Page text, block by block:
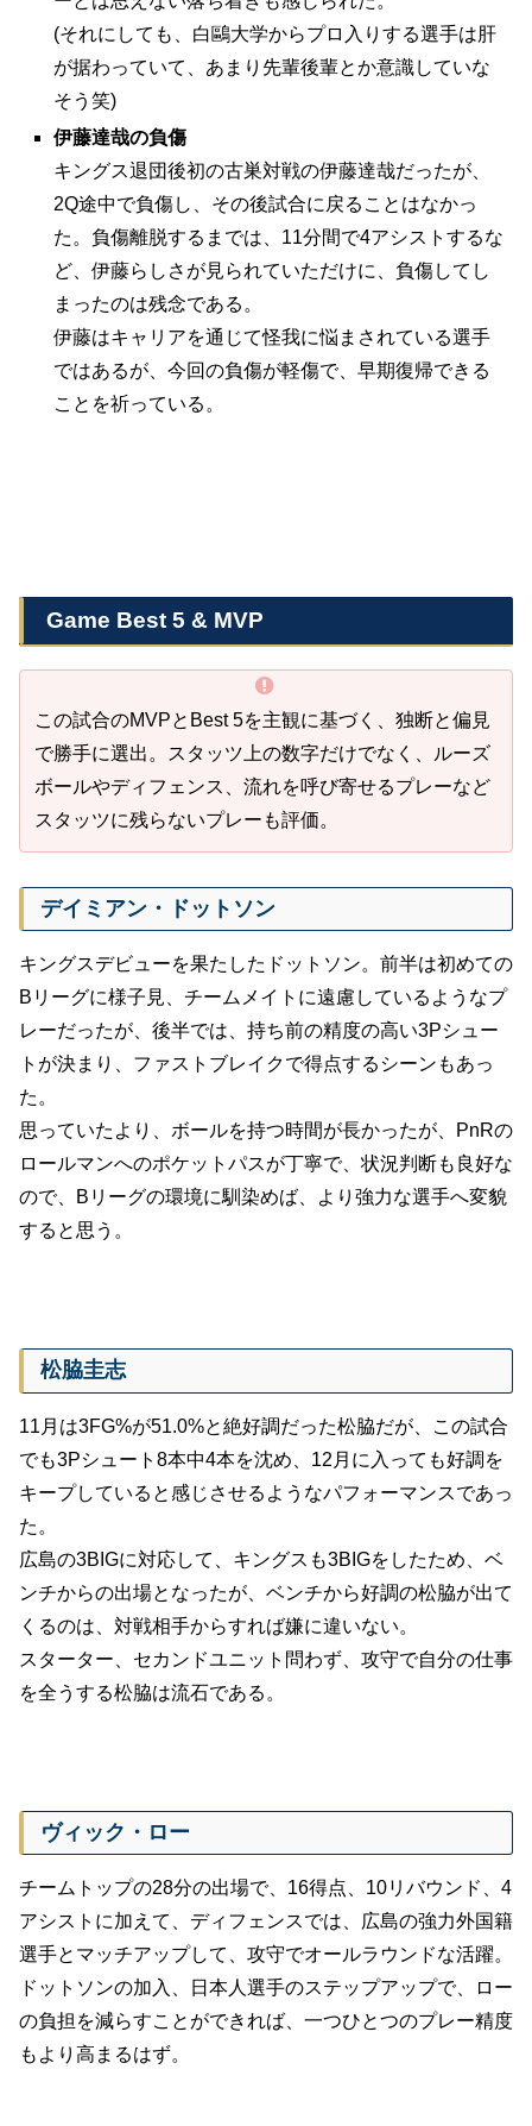
(それにしても、白鷗大学からプロ入りする選手は肝
が据わっていて、あまり先輩後輩とか意識していな
そう笑)
伊藤達哉の負傷
キングス退団後初の古巣対戦の伊藤達哉だったが、
2Q途中で負傷し、その後試合に戻ることはなかっ
た。負傷離脱するまでは、11分間で4アシストするな
ど、伊藤らしさが見られていただけに、負傷してし
まったのは残念である。
伊藤はキャリアを通じて怪我に悩まされている選手
ではあるが、今回の負傷が軽傷で、早期復帰できる
ことを祈っている。
Game Best 5 & MVP
この試合のMVPとBest 5を主観に基づく、独断と偏見
で勝手に選出。スタッツ上の数字だけでなく、ルーズ
ボールやディフェンス、流れを呼び寄せるプレーなど
スタッツに残らないプレーも評価。
デイミアン・ドットソン
キングスデビューを果たしたドットソン。前半は初めての
Bリーグに様子見、チームメイトに遠慮しているようなプ
レーだったが、後半では、持ち前の精度の高い3Pシュー
トが決まり、ファストブレイクで得点するシーンもあっ
た。
思っていたより、ボールを持つ時間が長かったが、PnRの
ロールマンへのポケットパスが丁寧で、状況判断も良好な
ので、Bリーグの環境に馴染めば、より強力な選手へ変貌
すると思う。
松脇圭志
11月は3FG%が51.0%と絶好調だった松脇だが、この試合
でも3Pシュート8本中4本を沈め、12月に入っても好調を
キープしていると感じさせるようなパフォーマンスであっ
た。
広島の3BIGに対応して、キングスも3BIGをしたため、ベ
ンチからの出場となったが、ベンチから好調の松脇が出て
くるのは、対戦相手からすれば嫌に違いない。
スターター、セカンドユニット問わず、攻守で自分の仕事
を全うする松脇は流石である。
ヴィック・ロー
チームトップの28分の出場で、16得点、10リバウンド、4
アシストに加えて、ディフェンスでは、広島の強力外国籍
選手とマッチアップして、攻守でオールラウンドな活躍。
ドットソンの加入、日本人選手のステップアップで、ロー
の負担を減らすことができれば、一つひとつのプレー精度
もより高まるはず。